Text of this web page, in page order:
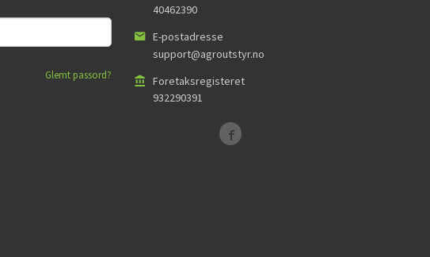
Glemt passord?
40462390
E-postadresse
support@agroutstyr.no
Foretaksregisteret
932290391